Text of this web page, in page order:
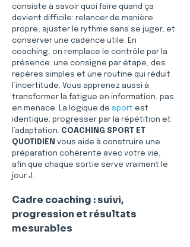
consiste à savoir quoi faire quand ça
devient difficile: relancer de manière
propre, ajuster le rythme sans se juger, et
conserver une cadence utile. En
coaching, on remplace le contrôle par la
présence: une consigne par étape, des
repères simples et une routine qui réduit
l’incertitude. Vous apprenez aussi à
transformer la fatigue en information, pas
en menace. La logique de sport est
identique: progresser par la répétition et
l’adaptation. COACHING SPORT ET
QUOTIDIEN vous aide à construire une
préparation cohérente avec votre vie,
afin que chaque sortie serve vraiment le
jour J.
Cadre coaching : suivi,
progression et résultats
mesurables